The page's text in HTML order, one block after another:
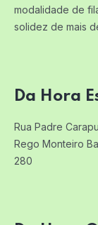
modalidade de
solidez de mais
Da Hora
Rua Padre
Rego Monteiro
280